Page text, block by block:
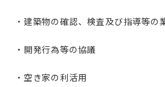
・建築物の確認、検査及び指導等の
・開発行為等の協議
・空き家の利活用